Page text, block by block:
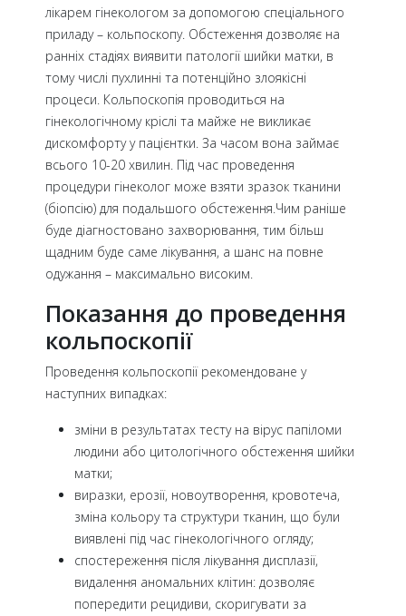
лікарем гінекологом за допомогою спеціального
приладу – кольпоскопу. Обстеження дозволяє на
ранніх стадіях виявити патології шийки матки, в
тому числі пухлинні та потенційно злоякісні
процеси. Кольпоскопія проводиться на
гінекологічному кріслі та майже не викликає
дискомфорту у пацієнтки. За часом вона займає
всього 10-20 хвилин. Під час проведення
процедури гінеколог може взяти зразок тканини
(біопсію) для подальшого обстеження.Чим раніше
буде діагностовано захворювання, тим більш
щадним буде саме лікування, а шанс на повне
одужання – максимально високим.
Показання до проведення
кольпоскопії
Проведення кольпоскопії рекомендоване у
наступних випадках:
зміни в результатах тесту на вірус папіломи
людини або цитологічного обстеження шийки
матки;
виразки, ерозії, новоутворення, кровотеча,
зміна кольору та структури тканин, що були
виявлені під час гінекологічного огляду;
спостереження після лікування дисплазії,
видалення аномальних клітин: дозволяє
попередити рецидиви, скоригувати за